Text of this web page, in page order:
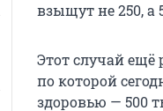
взыщут не 250, а
Этот случай ещё
по которой
здоровью — 500